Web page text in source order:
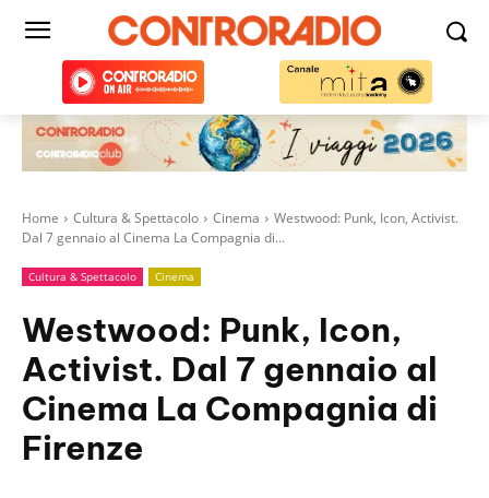
Home Cultura & Spettacolo Cinema
Westwood: Punk, Icon, Activist.
Dal 7 gennaio al Cinema La Compagnia di...
Cultura & Spettacolo Cinema
Westwood: Punk, Icon,
Activist. Dal 7 gennaio al
Cinema La Compagnia di
Firenze